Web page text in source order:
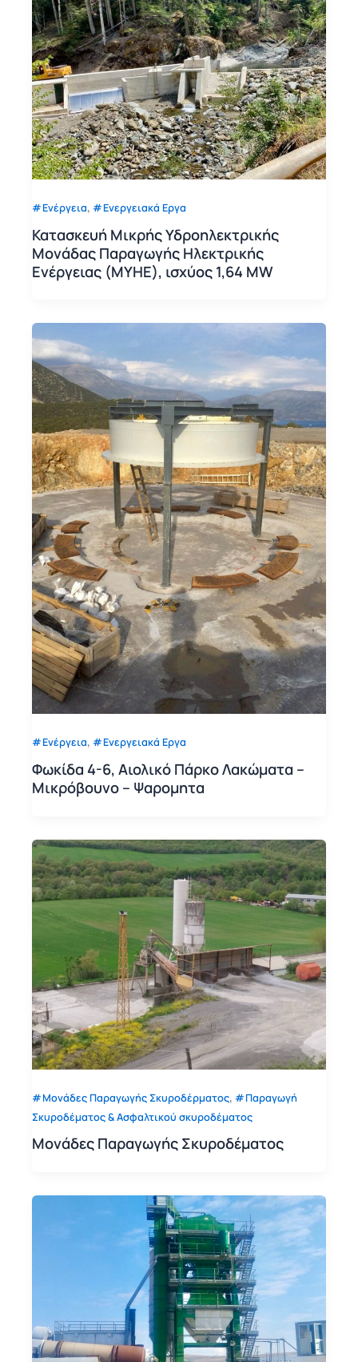
Ενέργεια, Ενεργειακά Εργα
Κατασκευή Μικρής Υδροηλεκτρικής
Μονάδας Παραγωγής Ηλεκτρικής
Ενέργειας (ΜΥΗΕ), ισχύος 1,64 MW
Ενέργεια, Ενεργειακά Εργα
Φωκίδα 4-6, Αιολικό Πάρκο Λακώματα –
Μικρόβουνο – Ψαρομητα
Μονάδες Παραγωγής Σκυροδέρματος,
Παραγωγή
Σκυροδέματος & Ασφαλτικού σκυροδέματος
Μονάδες Παραγωγής Σκυροδέματος